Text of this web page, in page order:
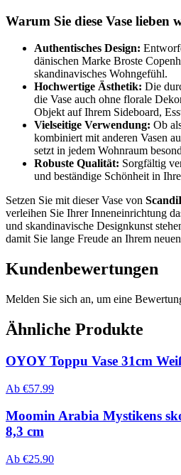
Warum Sie diese Vase lieben
Authentisches Design:
dänischen Marke Broste
skandinavisches Wohngefühl.
Hochwertige Ästhetik: Die
die Vase auch ohne florale
Objekt auf Ihrem Sideboard,
Vielseitige Verwendung: Ob
kombiniert mit anderen Vasen
setzt in jedem Wohnraum
Robuste Qualität: Sorgfältig
und beständige Schönheit in
Setzen Sie mit dieser Vase von
verleihen Sie Ihrer Inneneinrichtung
und skandinavische Designkunst
damit Sie lange Freude an Ihrem
Kundenbewertungen
Melden Sie sich an, um eine
Ähnliche Produkte
OYOY Toppu Vase 31cm
Ab €57.99
Moomin Arabia Mystikens
8,3 cm
Ab €25.90